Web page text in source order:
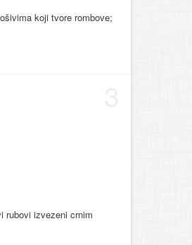
koji tvore rombove;
rubovi izvezeni crnim